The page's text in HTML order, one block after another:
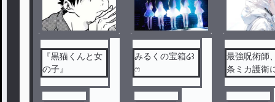
『黒猫くんと女
の子』
みるくの宝箱໒꒱
ෆ
最強呪術師
条ミカ護衛